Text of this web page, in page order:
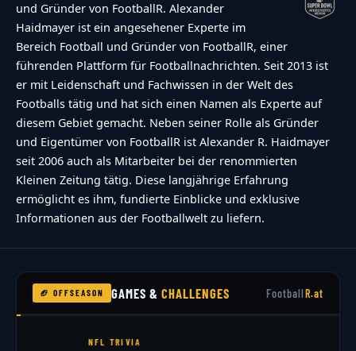
und Gründer von FootballR. Alexander
Haidmayer ist ein angesehener Experte im
Bereich Football und Gründer von FootballR, einer
führenden Plattform für Footballnachrichten. Seit 2013 ist
er mit Leidenschaft und Fachwissen in der Welt des
Footballs tätig und hat sich einen Namen als Experte auf
diesem Gebiet gemacht. Neben seiner Rolle als Gründer
und Eigentümer von FootballR ist Alexander R. Haidmayer
seit 2006 auch als Mitarbeiter bei der renommierten
Kleinen Zeitung tätig. Diese langjährige Erfahrung
ermöglicht es ihm, fundierte Einblicke und exklusive
Informationen aus der Footballwelt zu liefern.
🏈 OFFSEASON GAMES &CHALLENGES FootballR.at
NFL DRAFT 2026